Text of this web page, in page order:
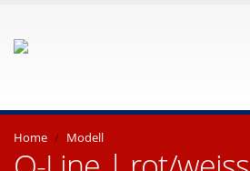
Home Modell